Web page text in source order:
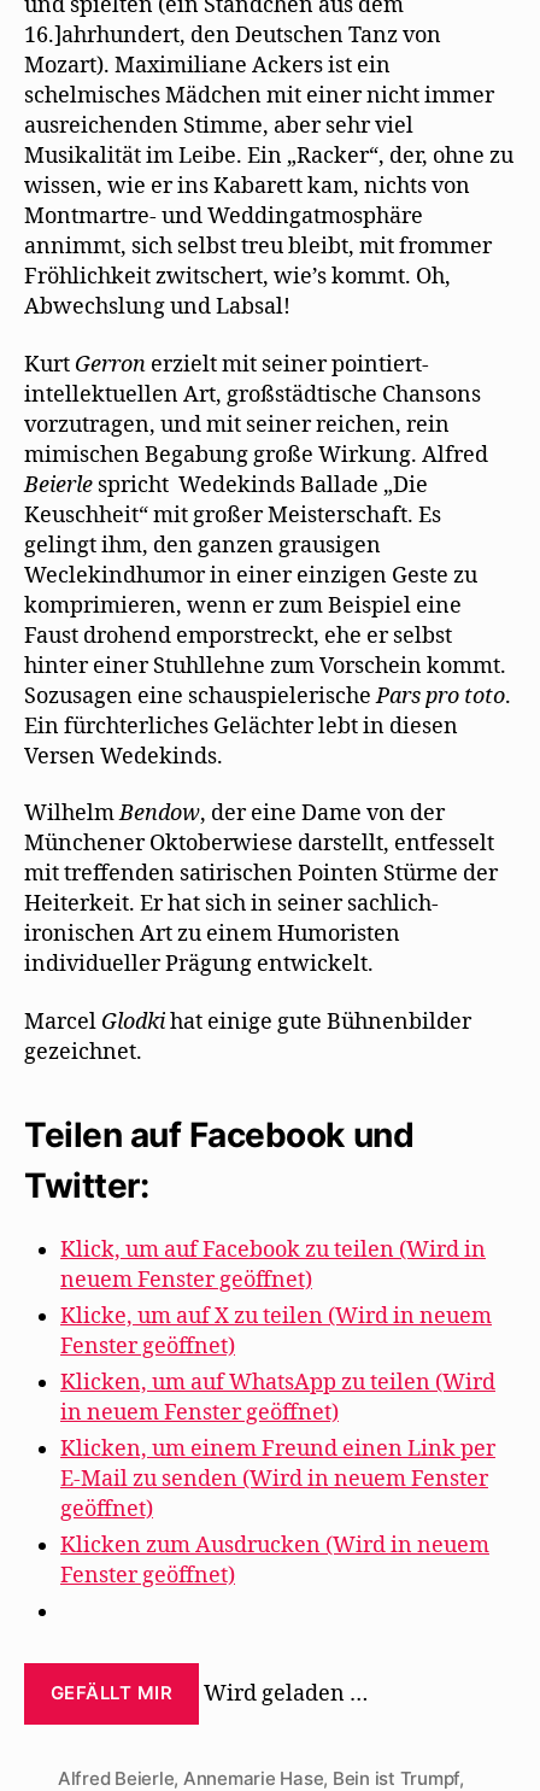
16.]ahrhundert, den Deutschen Tanz von
Mozart). Maximiliane Ackers ist ein
schelmisches Mädchen mit einer nicht immer
ausreichenden Stimme, aber sehr viel
Musikalität im Leibe. Ein „Racker“, der, ohne zu
wissen, wie er ins Kabarett kam, nichts von
Montmartre- und Weddingatmosphäre
annimmt, sich selbst treu bleibt, mit frommer
Fröhlichkeit zwitschert, wie’s kommt. Oh,
Abwechslung und Labsal!
Kurt Gerron erzielt mit seiner pointiert-
intellektuellen Art, großstädtische Chansons
vorzutragen, und mit seiner reichen, rein
mimischen Begabung große Wirkung. Alfred
Beierle spricht Wedekinds Ballade „Die
Keuschheit“ mit großer Meisterschaft. Es
gelingt ihm, den ganzen grausigen
Weclekindhumor in einer einzigen Geste zu
komprimieren, wenn er zum Beispiel eine
Faust drohend emporstreckt, ehe er selbst
hinter einer Stuhllehne zum Vorschein kommt.
Sozusagen eine schauspielerischePars pro toto.
Ein fürchterliches Gelächter lebt in diesen
Versen Wedekinds.
WilhelmBendow, der eine Dame von der
Münchener Oktoberwiese darstellt, entfesselt
mit treffenden satirischen Pointen Stürme der
Heiterkeit. Er hat sich in seiner sachlich-
ironischen Art zu einem Humoristen
individueller Prägung entwickelt.
Marcel Glodkihat einige gute Bühnenbilder
gezeichnet.
Teilen auf Facebook und
Twitter:
Klick, um auf Facebook zu teilen (Wird in
neuem Fenster geöffnet)
Klicke, um auf X zu teilen (Wird in neuem
Fenster geöffnet)
Klicken, um auf WhatsApp zu teilen (Wird
in neuem Fenster geöffnet)
Klicken, um einem Freund einen Link per
E-Mail zu senden (Wird in neuem Fenster
geöffnet)
Klicken zum Ausdrucken (Wird in neuem
Fenster geöffnet)
GEFÄLLT MIR Wird geladen …
Alfred Beierle, Annemarie Hase, Bein ist Trumpf,